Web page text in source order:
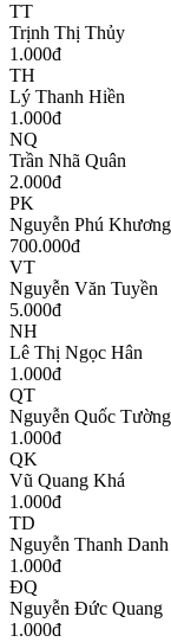
TT
Trịnh Thị Thủy
1.000đ
TH
Lý Thanh Hiền
1.000đ
NQ
Trần Nhã Quân
2.000đ
PK
Nguyễn Phú Khương
700.000đ
VT
Nguyễn Văn Tuyền
5.000đ
NH
Lê Thị Ngọc Hân
1.000đ
QT
Nguyễn Quốc Tường
1.000đ
QK
Vũ Quang Khá
1.000đ
TD
Nguyễn Thanh Danh
1.000đ
ĐQ
Nguyễn Đức Quang
1.000đ